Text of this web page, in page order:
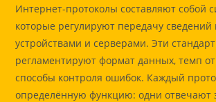
Интернет-протоколы составляют собой
которые регулируют передачу сведений
устройствами и серверами. Эти
регламентируют формат данных, темп
способы контроля ошибок. Каждый
определённую функцию: одни отвечают